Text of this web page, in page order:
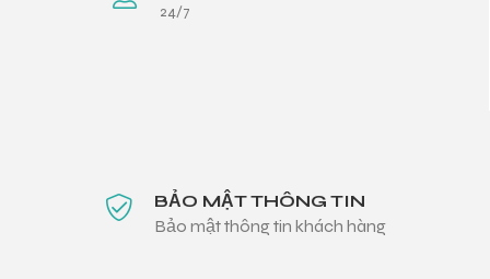
24/7
BẢO MẬT THÔNG TIN
Bảo mật thông tin khách hàng